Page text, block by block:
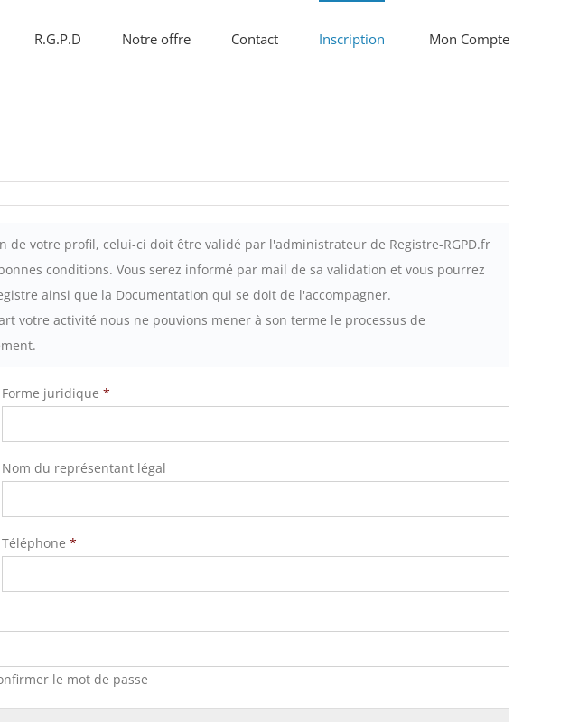
R.G.P.D Notre offre Contact Inscription Mon Compte
de votre profil, celui-ci doit être validé par l'administrateur de Registre-RGPD.fr
conditions. Vous serez informé par mail de sa validation et vous pourrez
ainsi que la Documentation qui se doit de l'accompagner.
votre activité nous ne pouvions mener à son terme le processus de
Forme juridique *
Nom du représentant légal
Téléphone *
le mot de passe